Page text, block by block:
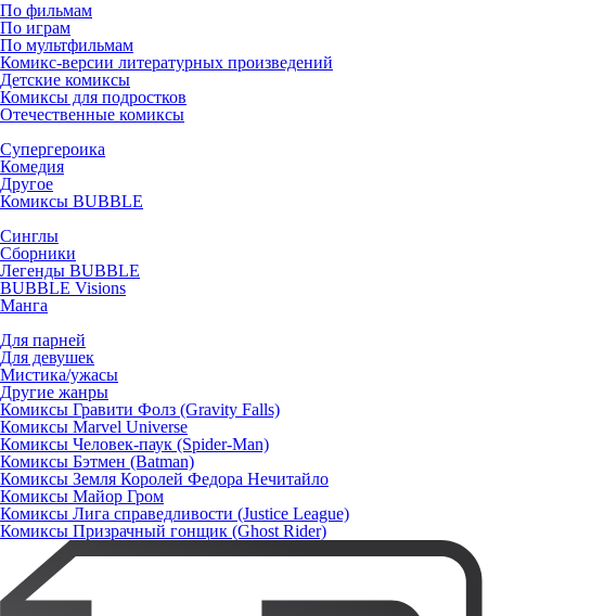
По фильмам
По играм
По мультфильмам
Комикс-версии литературных произведений
Детские комиксы
Комиксы для подростков
Отечественные комиксы
Супергероика
Комедия
Другое
Комиксы BUBBLE
Синглы
Сборники
Легенды BUBBLE
BUBBLE Visions
Манга
Для парней
Для девушек
Мистика/ужасы
Другие жанры
Комиксы Гравити Фолз (Gravity Falls)
Комиксы Marvel Universe
Комиксы Человек-паук (Spider-Man)
Комиксы Бэтмен (Batman)
Комиксы Земля Королей Федора Нечитайло
Комиксы Майор Гром
Комиксы Лига справедливости (Justice League)
Комиксы Призрачный гонщик (Ghost Rider)